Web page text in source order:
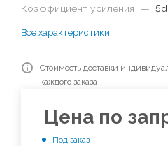
Коэффициент усиления
—
Все характеристики
Стоимость доставки
каждого заказа
Цена по
Под заказ